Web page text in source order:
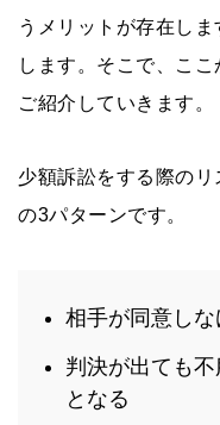
うメリットが存在し
します。そこで、こ
ご紹介していきます。
少額訴訟をする際の
の3パターンです。
相手が同意し
判決が出ても
となる